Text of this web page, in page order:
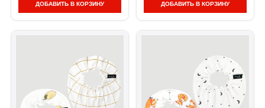
ДОБАВИТЬ В КОРЗИНУ ДОБАВИТЬ В КОРЗИНУ